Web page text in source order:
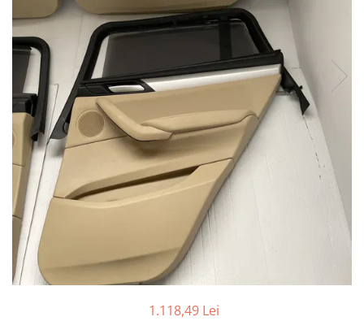
Capac bara
Capac fata motor
Capitonaj
Capota
Capota spate
Carenaj roata
Deflector aer
Elemente caroserie
Inchidere aripa
Oglindă
Overfender aripa
TAMPON
Turbocompresor
Ungere
1.118,49 Lei